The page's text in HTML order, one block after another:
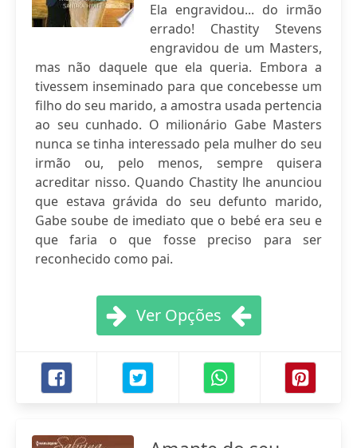
Ela engravidou... do irmão
errado! Chastity Stevens
engravidou de um Masters,
mas não daquele que ela queria. Embora a
tivessem inseminado para que concebesse um
filho do seu marido, a amostra usada pertencia
ao seu cunhado. O milionário Gabe Masters
nunca se tinha interessado pela mulher do seu
irmão ou, pelo menos, sempre quisera
acreditar nisso. Quando Chastity lhe anunciou
que estava grávida do seu defunto marido,
Gabe soube de imediato que o bebé era seu e
que faria o que fosse preciso para ser
reconhecido como pai.
Ver Opções